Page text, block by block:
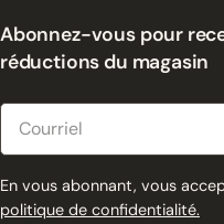
Abonnez-vous pour
réductions du magasin
En vous abonnant, vous
politique de confidentialité.